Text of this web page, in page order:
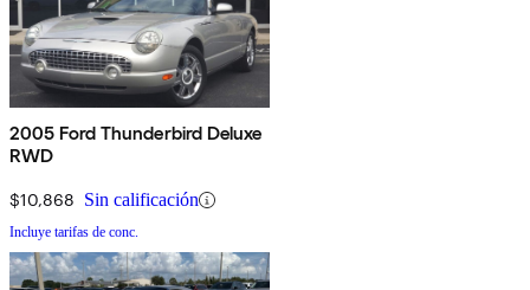
2005 Ford Thunderbird Deluxe
RWD
$10,868 Sin calificación
Incluye tarifas de conc.